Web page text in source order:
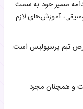
مسیر خود به سمت
آموزش‌های لازم
قرص تیم پرسپولیس است.
و همچنان مجرد